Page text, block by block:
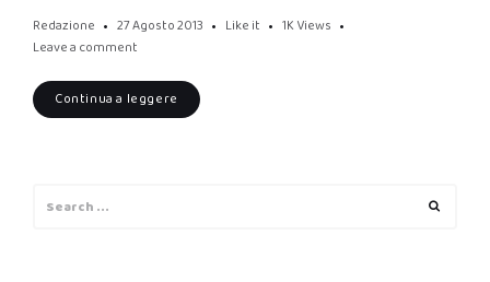
Redazione 27 Agosto 2013 Like it 1K Views
Leave a comment
Continua a leggere
for: